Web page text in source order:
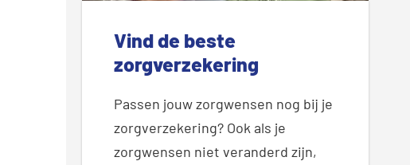
Vind de beste
zorgverzekering
Passen jouw zorgwensen nog bij je
zorgverzekering? Ook als je
zorgwensen niet veranderd zijn,